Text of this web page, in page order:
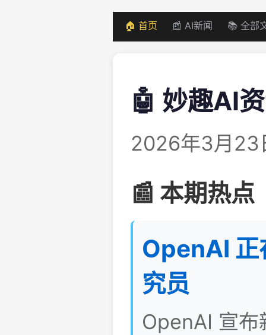
🏠 首页 📰 AI新闻 📚 全部
🤖 妙趣AI
2026年3月23
📰 本期热点
OpenAI 正
究员
OpenAI 宣布